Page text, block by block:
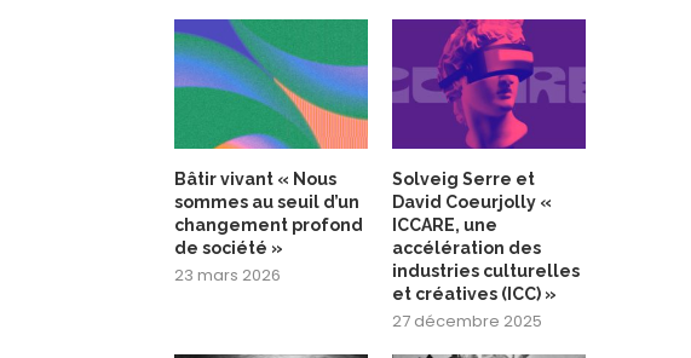
Bâtir vivant « Nous
sommes au seuil d’un
changement profond
de société »
23 mars 2026
Solveig Serre et
David Coeurjolly «
ICCARE, une
accélération des
industries culturelles
et créatives (ICC) »
27 décembre 2025